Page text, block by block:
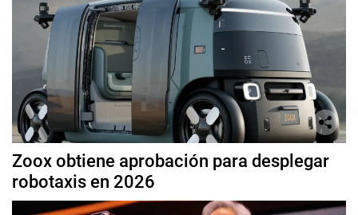
Zoox obtiene aprobación para desplegar
robotaxis en 2026